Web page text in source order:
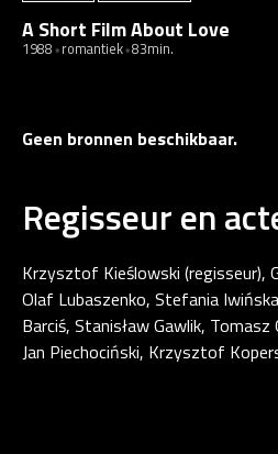
A Short Film About Love
1988 romantiek 83min.
Geen bronnen beschikbaar.
Regisseur en
Krzysztof Kieślowski (regisseur),
Olaf Lubaszenko, Stefania
Barciś, Stanisław Gawlik,
Jan Piechociński, Krzysztof